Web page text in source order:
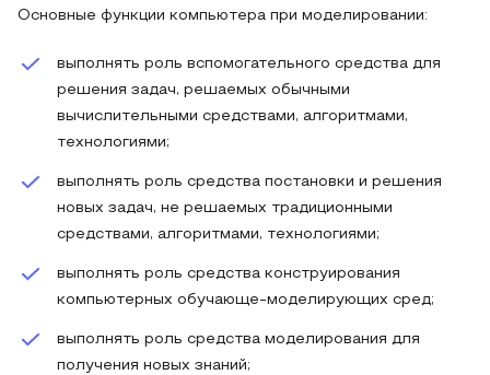
Основные функции компьютера при моделировании:
выполнять роль вспомогательного средства для
решения задач, решаемых обычными
вычислительными средствами, алгоритмами,
технологиями;
выполнять роль средства постановки и решения
новых задач, не решаемых традиционными
средствами, алгоритмами, технологиями;
выполнять роль средства конструирования
компьютерных обучающе-моделирующих сред;
выполнять роль средства моделирования для
получения новых знаний;